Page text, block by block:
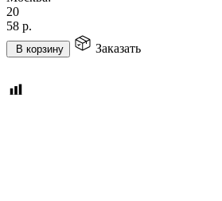
20
58 р.
В корзину Заказать